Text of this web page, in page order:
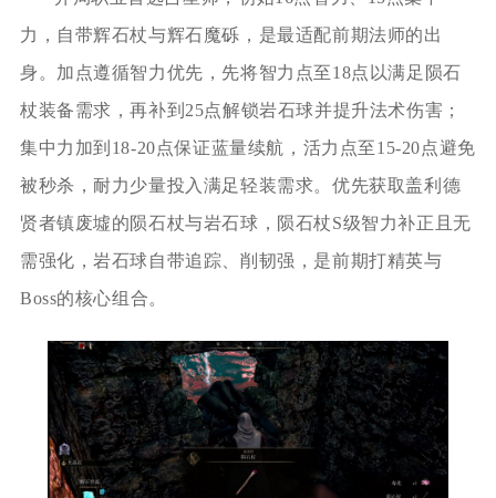
力，自带辉石杖与辉石魔砾，是最适配前期法师的出
身。加点遵循智力优先，先将智力点至18点以满足陨石
杖装备需求，再补到25点解锁岩石球并提升法术伤害；
集中力加到18-20点保证蓝量续航，活力点至15-20点避免
被秒杀，耐力少量投入满足轻装需求。优先获取盖利德
贤者镇废墟的陨石杖与岩石球，陨石杖S级智力补正且无
需强化，岩石球自带追踪、削韧强，是前期打精英与
Boss的核心组合。